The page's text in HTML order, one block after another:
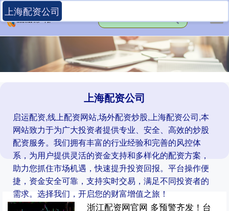
上海配资公司
启运配资,线上配资网站,场外配资炒股,上海配资公司,本
网站致力于为广大投资者提供专业、安全、高效的炒股
配资服务。我们拥有丰富的行业经验和完善的风控体
系，为用户提供灵活的资金支持和多样化的配资方案，
助力您抓住市场机遇，快速提升投资回报。平台操作便
捷，资金安全可靠，支持实时交易，满足不同投资者的
需求。选择我们，开启您的财富增值之旅！
上海配资公司
浙江配资网官网 多预警齐发！台